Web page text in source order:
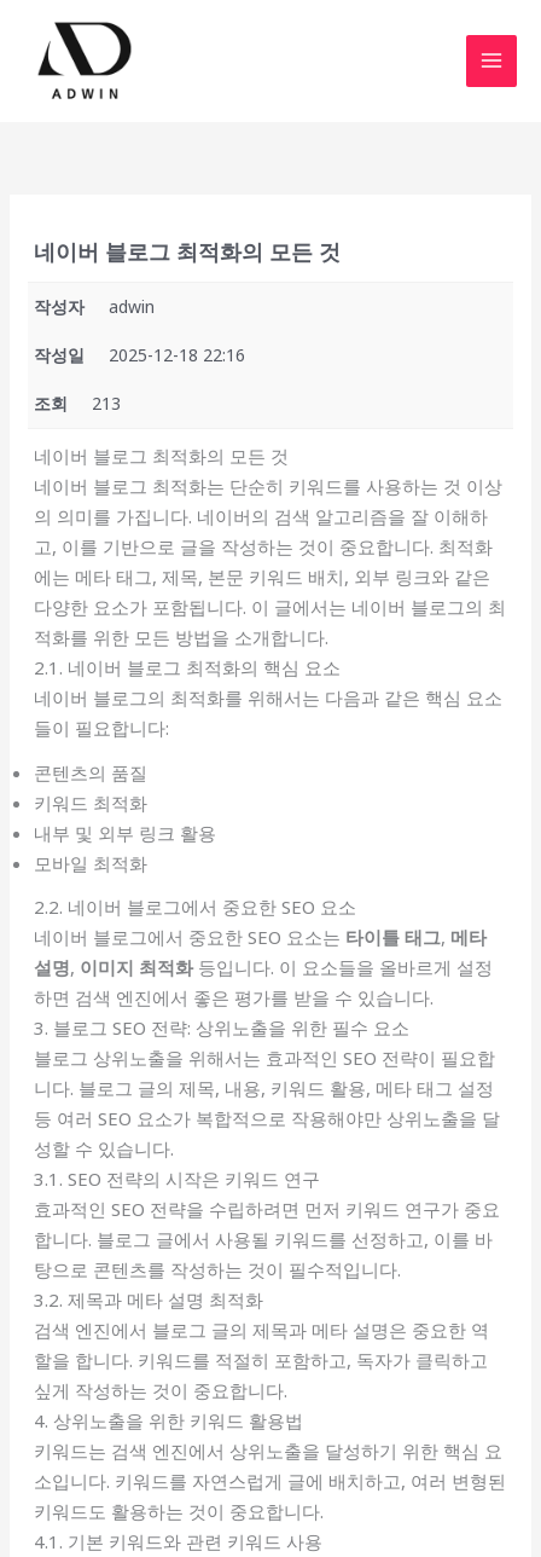
네이버 블로그 최적화의 모든 것
작성자 adwin
작성일 2025-12-18 22:16
조회 213
네이버 블로그 최적화의 모든 것
네이버 블로그 최적화는 단순히 키워드를 사용하는 것 이상
의 의미를 가집니다. 네이버의 검색 알고리즘을 잘 이해하
고, 이를 기반으로 글을 작성하는 것이 중요합니다. 최적화
에는 메타 태그, 제목, 본문 키워드 배치, 외부 링크와 같은
다양한 요소가 포함됩니다. 이 글에서는 네이버 블로그의 최
적화를 위한 모든 방법을 소개합니다.
2.1. 네이버 블로그 최적화의 핵심 요소
네이버 블로그의 최적화를 위해서는 다음과 같은 핵심 요소
들이 필요합니다:
콘텐츠의 품질
키워드 최적화
내부 및 외부 링크 활용
모바일 최적화
2.2. 네이버 블로그에서 중요한 SEO 요소
네이버 블로그에서 중요한 SEO 요소는 타이틀 태그, 메타
설명, 이미지 최적화등입니다. 이 요소들을 올바르게 설정
하면 검색 엔진에서 좋은 평가를 받을 수 있습니다.
3. 블로그 SEO 전략: 상위노출을 위한 필수 요소
블로그 상위노출을 위해서는 효과적인 SEO 전략이 필요합
니다. 블로그 글의 제목, 내용, 키워드 활용, 메타 태그 설정
등 여러 SEO 요소가 복합적으로 작용해야만 상위노출을 달
성할 수 있습니다.
3.1. SEO 전략의 시작은 키워드 연구
효과적인 SEO 전략을 수립하려면 먼저 키워드 연구가 중요
합니다. 블로그 글에서 사용될 키워드를 선정하고, 이를 바
탕으로 콘텐츠를 작성하는 것이 필수적입니다.
3.2. 제목과 메타 설명 최적화
검색 엔진에서 블로그 글의 제목과 메타 설명은 중요한 역
할을 합니다. 키워드를 적절히 포함하고, 독자가 클릭하고
싶게 작성하는 것이 중요합니다.
4. 상위노출을 위한 키워드 활용법
키워드는 검색 엔진에서 상위노출을 달성하기 위한 핵심 요
소입니다. 키워드를 자연스럽게 글에 배치하고, 여러 변형된
키워드도 활용하는 것이 중요합니다.
4.1. 기본 키워드와 관련 키워드 사용